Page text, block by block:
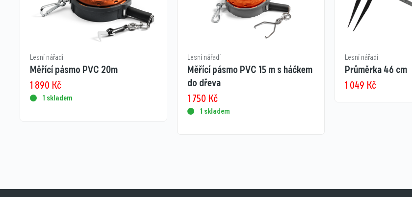
Lesní nářadí
Měřící pásmo PVC 20m
1 890 Kč
1 skladem
Lesní nářadí
Měřící pásmo PVC 15 m s háčkem
do dřeva
1 750 Kč
1 skladem
Lesní nářadí
Průměrka 46 cm
1 049 Kč